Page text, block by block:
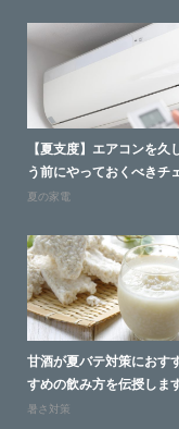
【夏支度】エアコンを久
う前にやっておくべきチ
夏の家電
甘酒が夏バテ対策におす
すめの飲み方を伝授しま
暑さ対策